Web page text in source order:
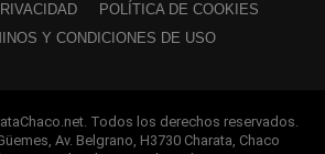
POLÍTICA DE COOKIES
Y CONDICIONES DE USO
Todos los derechos reservados.
Av. Belgrano, H3730 Charata, Chaco